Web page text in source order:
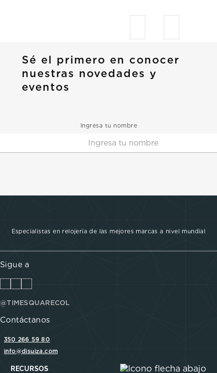
Sé el primero en conocer
nuestras novedades y
eventos
Ingresa tu nombre
Especialistas en relojería de las mejores marcas a nivel mundial
Sigue a
@TIMESQUARECOL
Contáctanos
350 266 59 80
info@disuiza.com
RECURSOS